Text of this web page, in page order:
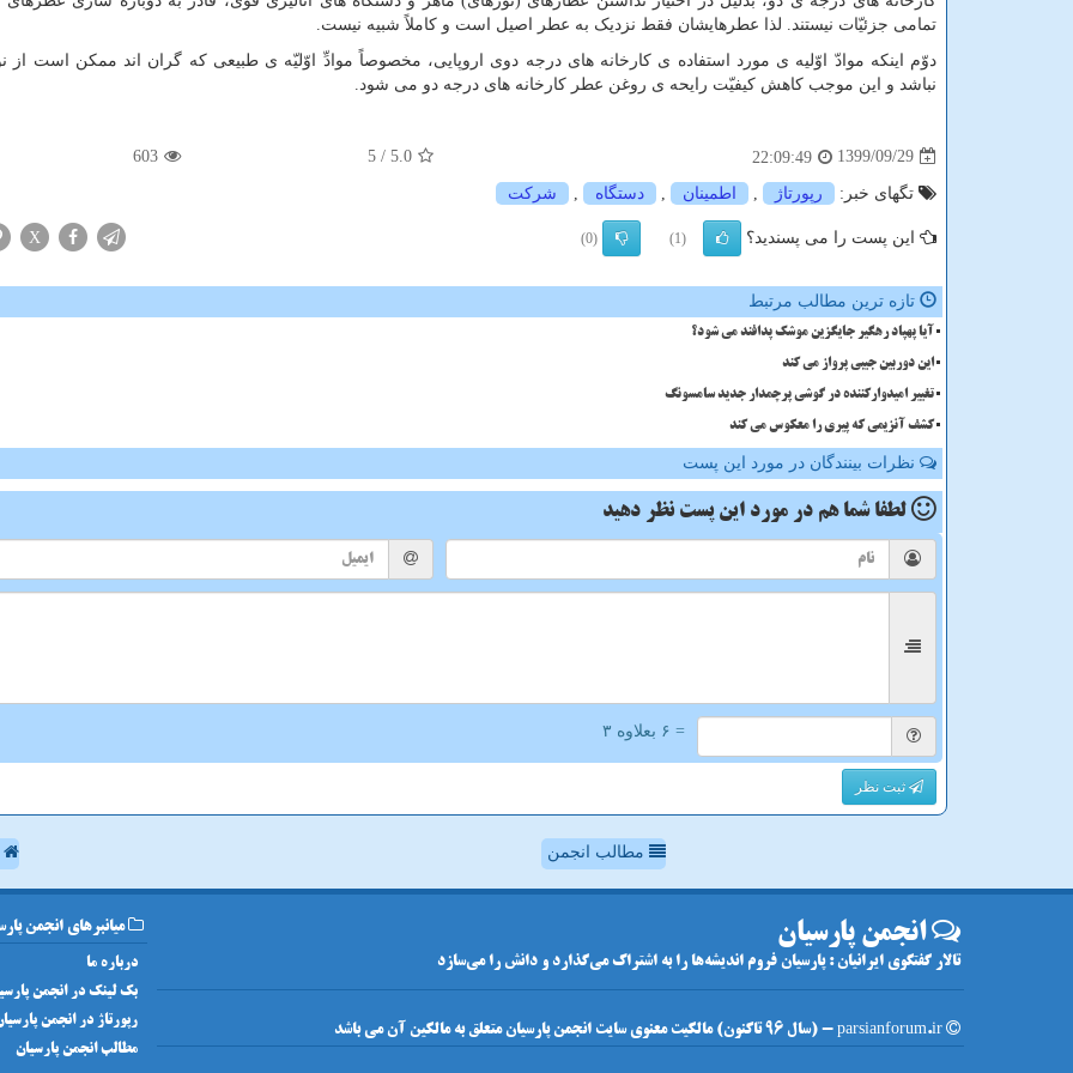
تمامی جزئیّات نیستند. لذا عطرهایشان فقط نزدیک به عطر اصیل است و کاملاً شبیه نیست.
دوّم اینکه موادّ اوّلیه ی مورد استفاده ی کارخانه های درجه دوی اروپایی، مخصوصاً موادِّ اوّلیّه ی طبیعی که گران اند ممکن است از
نباشد و این موجب کاهش کیفیّت رایحه ی روغن عطر کارخانه های درجه دو می شود.
1399/09/29
22:09:49
5.0
/ 5
603
تگهای خبر: رپورتاژ اطمینان دستگاه شركت
این پست را می پسندید؟ (1)
(0)
X
تازه ترین مطالب مرتبط
آیا پهپاد رهگیر جایگزین موشک پدافند می شود؟
این دوربین جیبی پرواز می کند
تغییر امیدوارکننده در گوشی پرچمدار جدید سامسونگ
کشف آنزیمی که پیری را معکوس می کند
نظرات بینندگان در مورد این پست
لطفا شما هم در مورد این پست نظر دهید
= ۶ بعلاوه ۳
ثبت نظر
مطالب انجمن
انجمن پارسیان
تالار گفتگوی ایرانیان : پارسیان فروم اندیشه‌ها را به اشتراک می‌گذارد و دانش را می‌سازد
میانبرهای انجمن
درباره ما
بک لینک در انجمن
رپورتاژ در انجمن
مطالب انجمن پارسیان